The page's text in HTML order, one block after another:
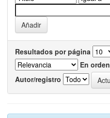
Resultados por página
En orden
Autor/registro